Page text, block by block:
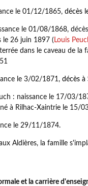
le 01/12/1865, décès
le 01/08/1868,
le 26 juin 1897 ( Louis
dans le caveau de la
le 3/02/1871, décès
: naissance le 17/03/
à Rilhac-Xaintrie le 15/
le 29/11/1874.
Aldières, la famille
et la carrière